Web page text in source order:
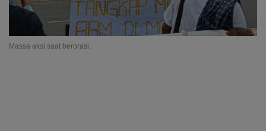
Massa aksi saat berorasi.